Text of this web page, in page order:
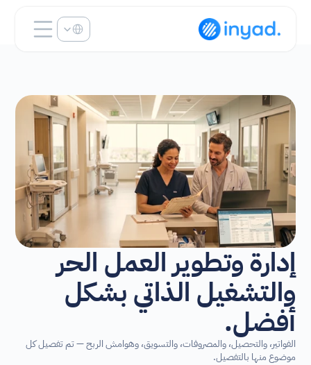
إدارة وتطوير العمل الحر
أفضل.
موضوع منها بالتفصيل.
Select Language